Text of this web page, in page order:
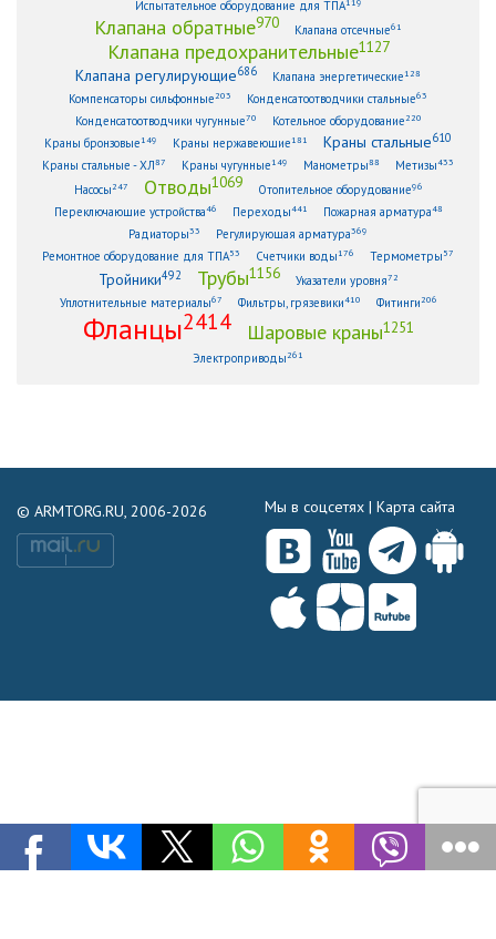
Испытательное оборудование для ТПА119
Клапана обратные970 Клапана отсечные61
Клапана предохранительные1127
Клапана регулирующие686 Клапана энергетические128
Компенсаторы сильфонные203 Конденсатоотводчики стальные63
Конденсатоотводчики чугунные70 Котельное оборудование220
Краны бронзовые149 Краны нержавеющие181 Краны стальные610
Краны стальные - ХЛ87 Краны чугунные149 Манометры88 Метизы433
Насосы247 Отводы1069 Отопительное оборудование96
Переключающие устройства46 Переходы441 Пожарная арматура48
Радиаторы33 Регулирующая арматура369
Ремонтное оборудование для ТПА53 Счетчики воды176 Термометры 57
Тройники492 Трубы1156 Указатели уровня72
Уплотнительные материалы67 Фильтры, грязевики410 Фитинги206
Фланцы2414 Шаровые краны1251
Электроприводы261
© ARMTORG.RU, 2006-2026 Мы в соцсетях | Карта сайта